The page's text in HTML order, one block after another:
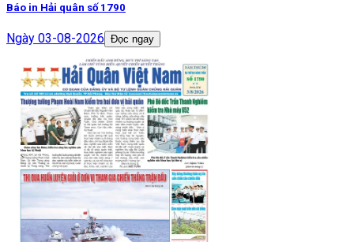
Báo in Hải quân số 1790
Ngày 03-08-2026 Đọc ngay